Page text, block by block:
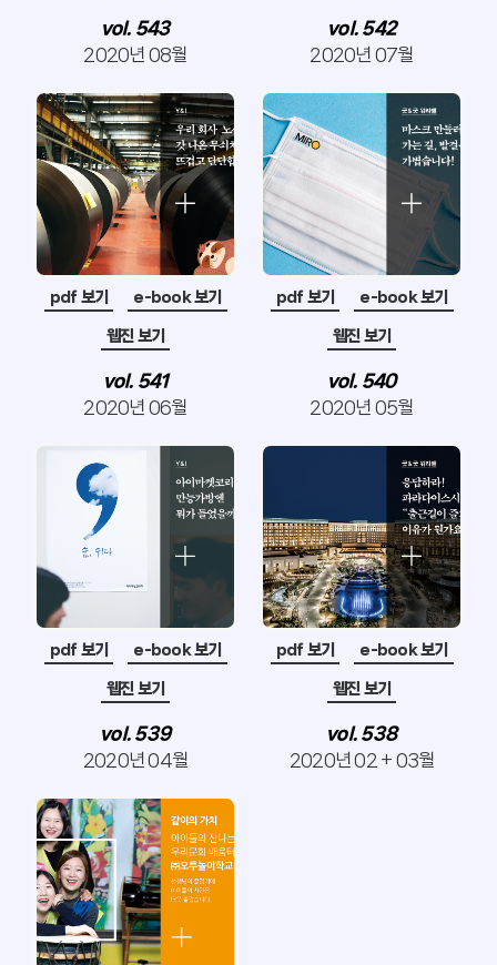
vol. 543
2020년 08월
vol. 542
2020년 07월
pdf 보기 e-book 보기
웹진 보기
vol. 541
2020년 06월
pdf 보기 e-book 보기
웹진 보기
vol. 540
2020년 05월
pdf 보기 e-book 보기
웹진 보기
vol. 539
2020년 04월
pdf 보기 e-book 보기
웹진 보기
vol. 538
2020년 02 + 03월